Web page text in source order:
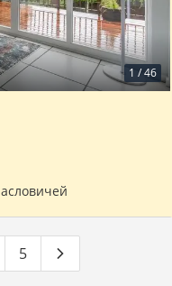
1 /46
5